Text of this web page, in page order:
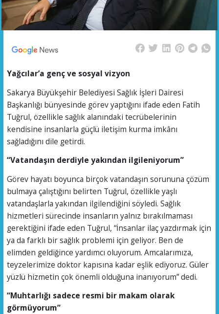
Yağcılar’a genç ve sosyal vizyon
Sakarya Büyükşehir Belediyesi Sağlık İşleri Dairesi
Başkanlığı bünyesinde görev yaptığını ifade eden Fatih
Tuğrul, özellikle sağlık alanındaki tecrübelerinin
kendisine insanlarla güçlü iletişim kurma imkânı
sağladığını dile getirdi.
“Vatandaşın derdiyle yakından ilgileniyorum”
Görev hayatı boyunca birçok vatandaşın sorununa çözüm
bulmaya çalıştığını belirten Tuğrul, özellikle yaşlı
vatandaşlarla yakından ilgilendiğini söyledi. Sağlık
hizmetleri sürecinde insanların yalnız bırakılmaması
gerektiğini ifade eden Tuğrul, “İnsanlar ilaç yazdırmak için
ya da farklı bir sağlık problemi için geliyor. Ben de
elimden geldiğince yardımcı oluyorum. Amcalarımıza,
teyzelerimize doktor kapısına kadar eşlik ediyoruz. Güler
yüzlü hizmetin çok önemli olduğuna inanıyorum” dedi.
“Muhtarlığı sadece resmi bir makam olarak
görmüyorum”